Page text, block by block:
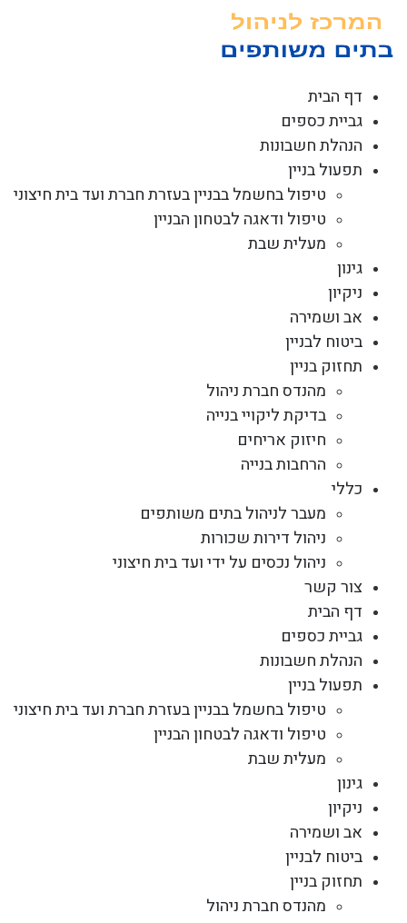
דף הבית
גביית כספים
הנהלת חשבונות
תפעול בניין
טיפול בחשמל בבניין בעזרת חברת ועד בית חיצוני
טיפול ודאגה לבטחון הבניין
מעלית שבת
גינון
ניקיון
אב ושמירה
ביטוח לבניין
תחזוק בניין
מהנדס חברת ניהול
בדיקת ליקויי בנייה
חיזוק אריחים
הרחבות בנייה
כללי
מעבר לניהול בתים משותפים
ניהול דירות שכורות
ניהול נכסים על ידי ועד בית חיצוני
צור קשר
דף הבית
גביית כספים
הנהלת חשבונות
תפעול בניין
טיפול בחשמל בבניין בעזרת חברת ועד בית חיצוני
טיפול ודאגה לבטחון הבניין
מעלית שבת
גינון
ניקיון
אב ושמירה
ביטוח לבניין
תחזוק בניין
מהנדס חברת ניהול